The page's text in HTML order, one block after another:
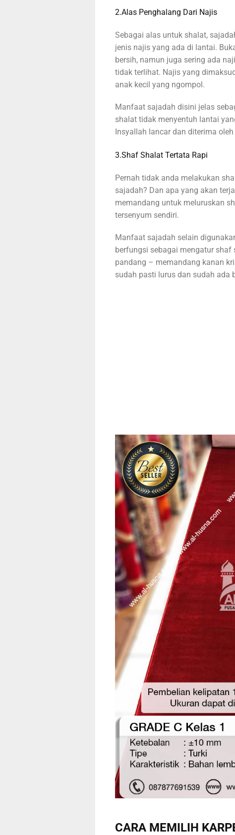
2.Alas Penghalang Dari Najis
Sebagai alas untuk shalat,
jenis najis yang ada di lantai.
bersih, namun juga sering ada
tidak terlihat. Najis yang
anak kecil yang ngompol.
Manfaat sajadah disini jelas
shalat tidak menyentuh lantai
Insyallah lancar dan diterima oleh
3.Shaf Shalat Tertata Rapi
Pernah tidak anda melakukan
sajadah? Dan apa yang akan
memandang untuk meluruskan
tersenyum sendiri.
Manfaat sajadah selain
berfungsi sebagai mengatur
pandang – memandang kanan
sudah pasti lurus dan sudah ada
CARA MEMILIH